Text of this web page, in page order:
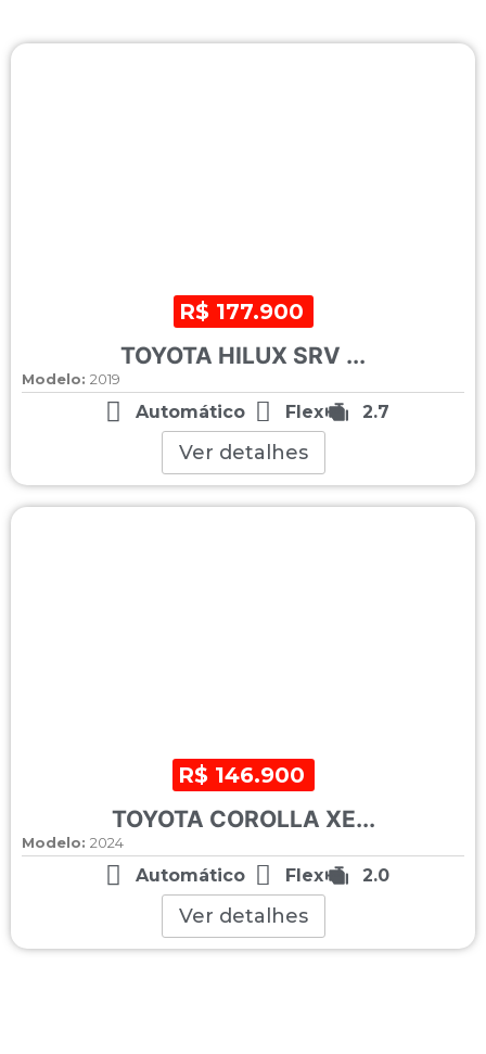
R$ 177.900
TOYOTA HILUX SRV ...
Modelo: 2019
Automático Flex 2.7
Ver detalhes
R$ 146.900
TOYOTA COROLLA XE...
Modelo: 2024
Automático Flex 2.0
Ver detalhes